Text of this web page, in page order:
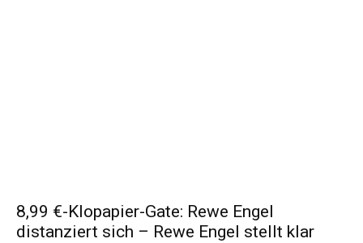
8,99 €-Klopapier-Gate: Rewe Engel
distanziert sich – Rewe Engel stellt klar